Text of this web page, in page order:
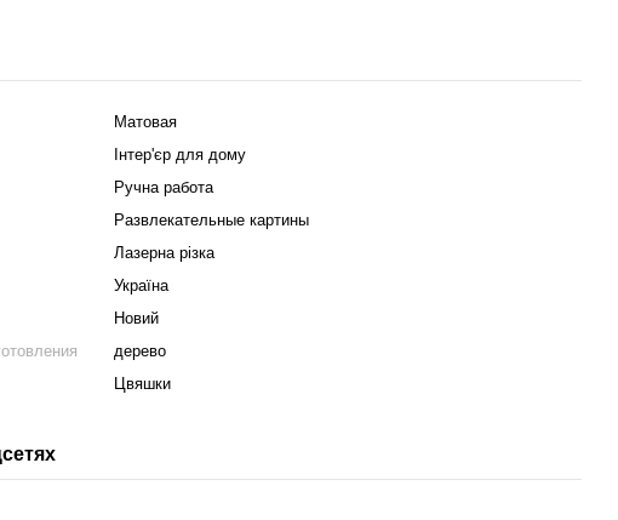
Матовая
Інтер'єр для дому
Ручна работа
Развлекательные картины
Лазерна різка
Україна
Новий
дерево
Цвяшки